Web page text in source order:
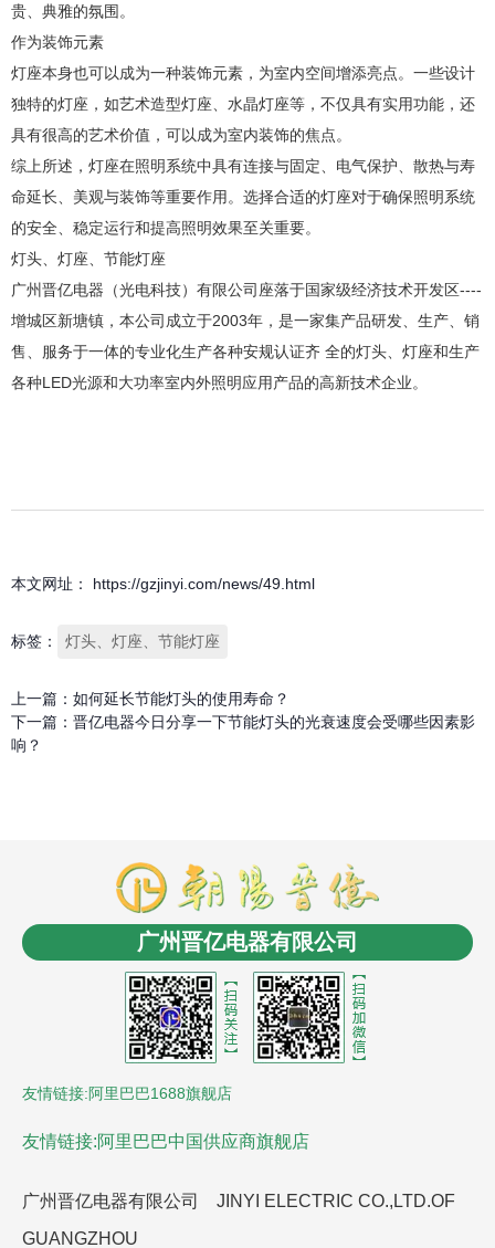
贵、典雅的氛围。
作为装饰元素
灯座本身也可以成为一种装饰元素，为室内空间增添亮点。一些设计
独特的灯座，如艺术造型灯座、水晶灯座等，不仅具有实用功能，还
具有很高的艺术价值，可以成为室内装饰的焦点。
综上所述，灯座在照明系统中具有连接与固定、电气保护、散热与寿
命延长、美观与装饰等重要作用。选择合适的灯座对于确保照明系统
的安全、稳定运行和提高照明效果至关重要。
灯头、灯座、节能灯座
广州晋亿电器（光电科技）有限公司座落于国家级经济技术开发区----
增城区新塘镇，本公司成立于2003年，是一家集产品研发、生产、销
售、服务于一体的专业化生产各种安规认证齐 全的灯头、灯座和生产
各种LED光源和大功率室内外照明应用产品的高新技术企业。
本文网址： https://gzjinyi.com/news/49.html
标签： 灯头、灯座、节能灯座
上一篇： 如何延长节能灯头的使用寿命？
下一篇： 晋亿电器今日分享一下节能灯头的光衰速度会受哪些因素影
响？
商盟成员：云南LED 消防工程安装 商业电子秤
电缆桥架 无人机信号干扰屏蔽反制 沈阳油浸式变压
器 控制电缆 沈阳风机盘管 LCR数字电桥 贵州led显
氮化铝陶瓷基板
广州晋亿电器有限公司
友情链接:阿里巴巴1688旗舰店
友情链接:阿里巴巴中国供应商旗舰店
广州晋亿电器有限公司 JINYI ELECTRIC CO.,LTD.OF
GUANGZHOU